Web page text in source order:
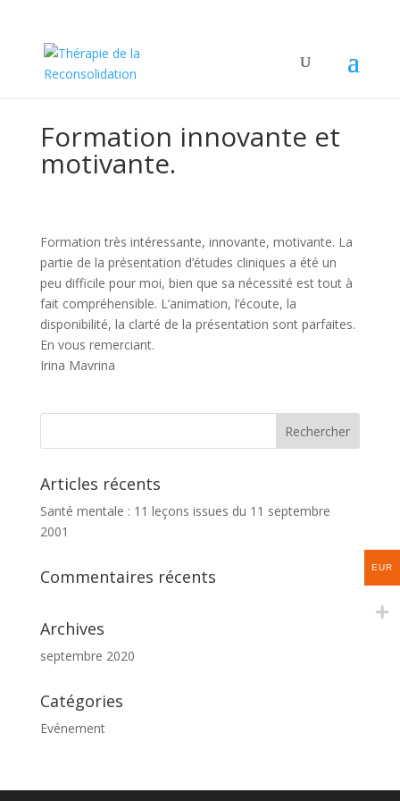
Formation innovante et
motivante.
Formation très intéressante, innovante, motivante. La
partie de la présentation d’études cliniques a été un
peu difficile pour moi, bien que sa nécessité est tout à
fait compréhensible. L’animation, l’écoute, la
disponibilité, la clarté de la présentation sont parfaites.
En vous remerciant.
Irina Mavrina
Articles récents
Santé mentale : 11 leçons issues du 11 septembre
2001
Commentaires récents
Archives
septembre 2020
Catégories
Evénement
EUR